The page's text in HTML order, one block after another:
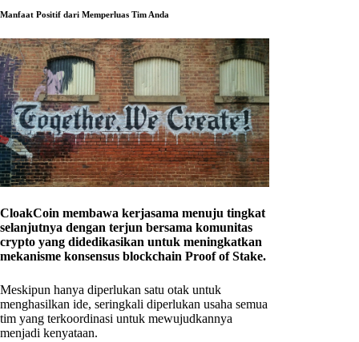
Manfaat Positif dari Memperluas Tim Anda
CloakCoin membawa kerjasama menuju tingkat
selanjutnya dengan terjun bersama komunitas
crypto yang didedikasikan untuk meningkatkan
mekanisme konsensus blockchain Proof of Stake.
Meskipun hanya diperlukan satu otak untuk
menghasilkan ide, seringkali diperlukan usaha semua
tim yang terkoordinasi untuk mewujudkannya
menjadi kenyataan.